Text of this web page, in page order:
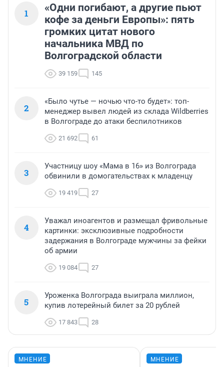
1
«Одни погибают, а другие пьют
кофе за деньги Европы»: пять
громких цитат нового
начальника МВД по
Волгоградской области
39 159 145
2
«Было чутье — ночью что-то будет»: топ-
менеджер вывел людей из склада Wildberries
в Волгограде до атаки беспилотников
21 692 61
3
Участницу шоу «Мама в 16» из Волгограда
обвинили в домогательствах к младенцу
19 419 27
4
Уважал иноагентов и размещал фривольные
картинки: эксклюзивные подробности
задержания в Волгограде мужчины за фейки
об армии
19 084 27
5
Уроженка Волгограда выиграла миллион,
купив лотерейный билет за 20 рублей
17 843 28
МНЕНИЕ МНЕНИЕ